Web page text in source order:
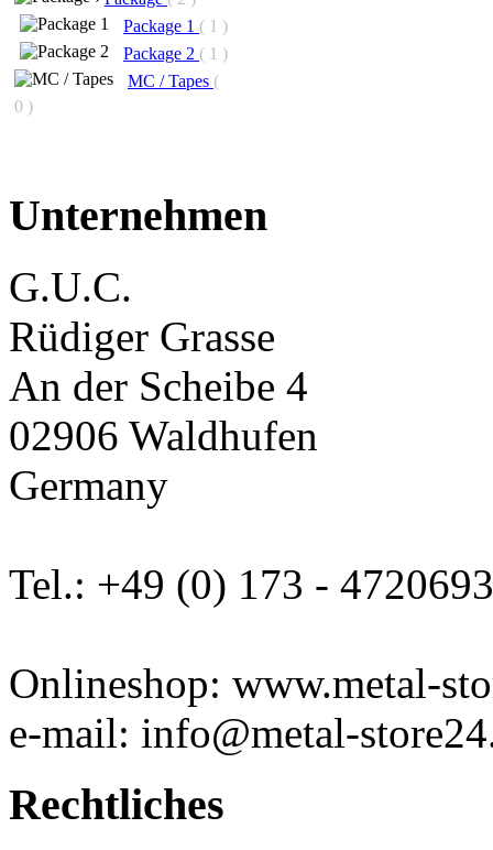
Package 1 ( 1 )
Package 2 ( 1 )
MC / Tapes (
0 )
Unternehmen
G.U.C.
Rüdiger Grasse
An der Scheibe 4
02906 Waldhufen
Germany
Tel.: +49 (0) 173 - 4720693
Onlineshop: www.metal-
e-mail: info@metal-
Rechtliches